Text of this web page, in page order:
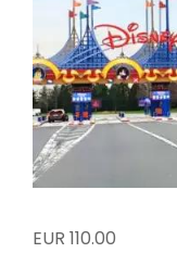
EUR 110.00